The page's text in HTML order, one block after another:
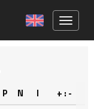
P N I + : -